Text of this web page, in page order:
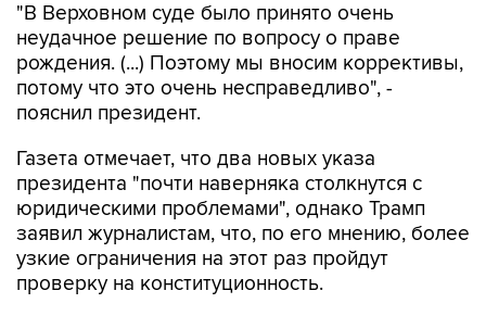
"В Верховном суде было принято очень
неудачное решение по вопросу о праве
рождения. (...) Поэтому мы вносим коррективы,
потому что это очень несправедливо", -
пояснил президент.
Газета отмечает, что два новых указа
президента "почти наверняка столкнутся с
юридическими проблемами", однако Трамп
заявил журналистам, что, по его мнению, более
узкие ограничения на этот раз пройдут
проверку на конституционность.